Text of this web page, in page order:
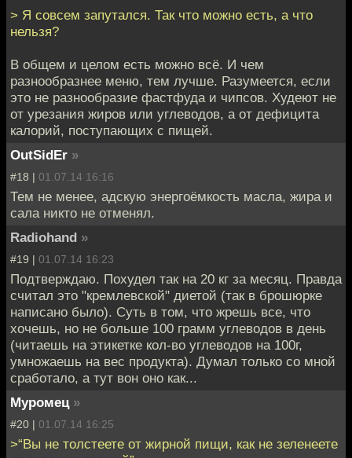
> Я совсем запутался. Так что можно есть, а что
нельзя?
В общем и целом есть можно всё. И чем
разнообразнее меню, тем лучше. Разумеется, если
это не разнообразие фастфуда и чипсов. Худеют не
от урезания жиров или углеводов, а от дефицита
калорий, поступающих с пищей.
OutSidEr »
#18 | 01.07.14 16:16
Тем не менее, адскую энергоёмкость масла, жира и
сала никто не отменял.
Radiohand »
#19 | 01.07.14 16:23
Подтверждаю. Похудел так на 20 кг за месяц. Правда
считал это "кремлевской" диетой (так в брошюрке
написано было). Суть в том, что жрешь все, что
хочешь, но не больше 100 грамм углеводов в день
(читаешь на этикетке кол-во углеводов на 100г,
умножаешь на вес продукта). Думал только со мной
сработало, а тут вон оно как...
Муромец »
#20 | 01.07.14 16:25
>“Вы не толстеете от жирной пищи, как не зеленеете